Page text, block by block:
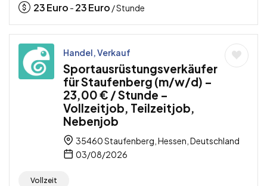
23Euro - 23Euro / Stunde
Handel, Verkauf
Sportausrüstungsverkäufer
für Staufenberg (m/w/d) –
23,00 € / Stunde –
Vollzeitjob, Teilzeitjob,
Nebenjob
35460 Staufenberg, Hessen, Deutschland
03/08/2026
Vollzeit